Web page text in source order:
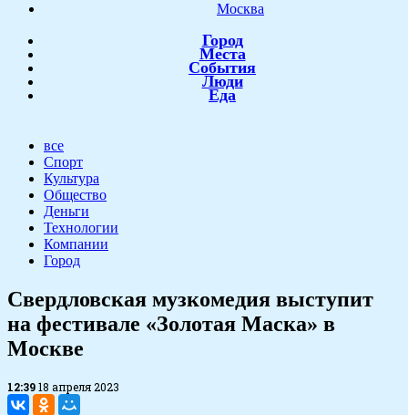
Москва
Город
Места
События
Люди
Еда
все
Спорт
Культура
Общество
Деньги
Технологии
Компании
Город
Свердловская музкомедия выступит
на фестивале «Золотая Маска» в
Москве
12:3918 апреля 2023